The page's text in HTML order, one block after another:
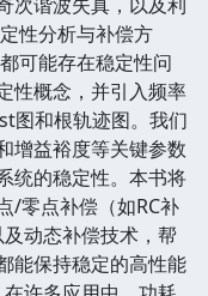
性分析与补偿方
可能存在稳定性问
性概念，并引入频率
图和根轨迹图。我们
增益裕度等关键参数
统的稳定性。本书将
/零点补偿（如RC补
动态补偿技术，帮
能保持稳定的高性能